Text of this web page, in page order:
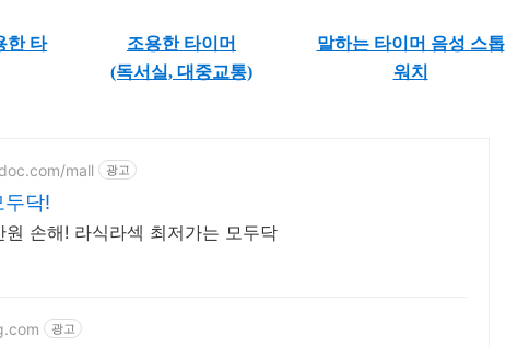
한 타
조용한 타이머
(독서실, 대중교통)
말하는 타이머 음성 스톱
워치
mall 광고
두닥!
원 손해! 라식라섹 최저가는 모두닥
광고